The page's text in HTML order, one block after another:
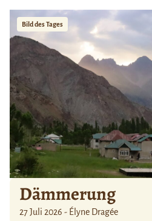
Bild des Tages
Dämmerung
27 Juli 2026 - Élyne Dragée